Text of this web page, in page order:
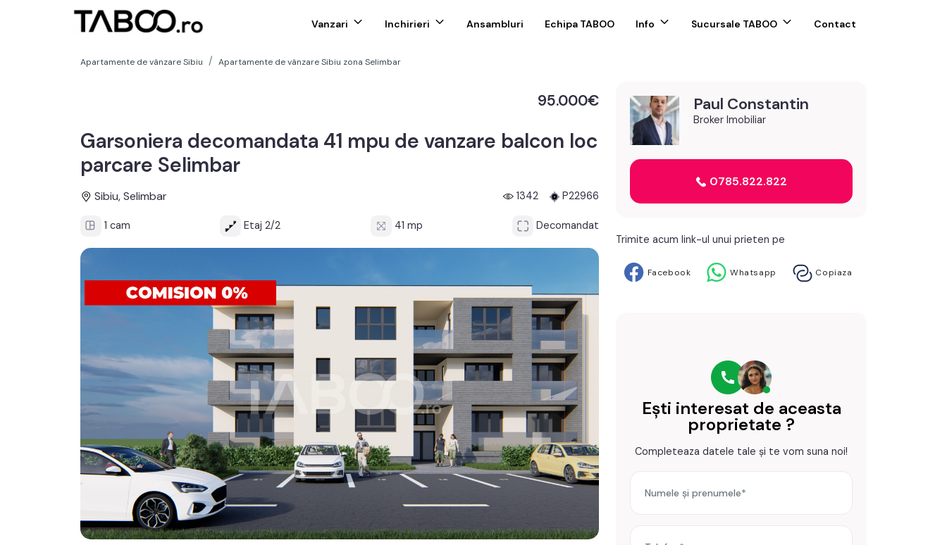
Vanzari Inchirieri Ansambluri Echipa TABOO Info Sucursale TABOO Contact
Apartamente de vânzare Sibiu Apartamente de vânzare Sibiu zona Selimbar
95.000€
Garsoniera decomandata 41 mpu de vanzare balcon loc
parcare Selimbar
Sibiu, Selimbar 1342 P22966
1 cam Etaj 2/2 41 mp Decomandat
Paul Constantin
Broker Imobiliar
0785.822.822
Trimite acum link-ul unui prieten pe
Facebook Whatsapp Copiaza
Ești interesat de aceasta
proprietate ?
Completeaza datele tale și te vom suna noi!